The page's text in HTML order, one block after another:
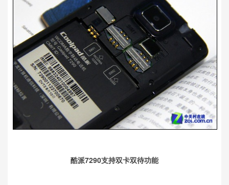
酷派7290支持双卡双待功能